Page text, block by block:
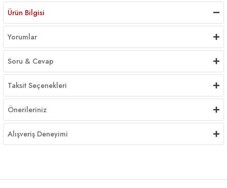
Ürün Bilgisi
Yorumlar
Soru & Cevap
Taksit Seçenekleri
Önerileriniz
Alışveriş Deneyimi